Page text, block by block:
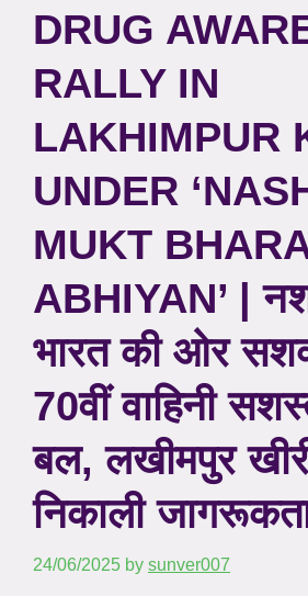
DRUG
RALLY IN
LAKHIMPUR
UNDER
MUKT
ABHIYAN’ |
भारत की ओर
70वीं वाहिनी
बल, लखीमपुर
निकाली
24/06/2025 by sunver007